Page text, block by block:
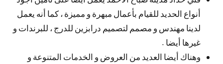
أنواع الحديد للقيام بأعمال مبهرة و مميزة ، كما أنه يعمل
لدينا مهندس و مصمم لتصميم درابزين للدرج ، للبرندات و
غيرها أيضا .
وهناك أيضا العديد من العروض و الخدمات المتنوعة و